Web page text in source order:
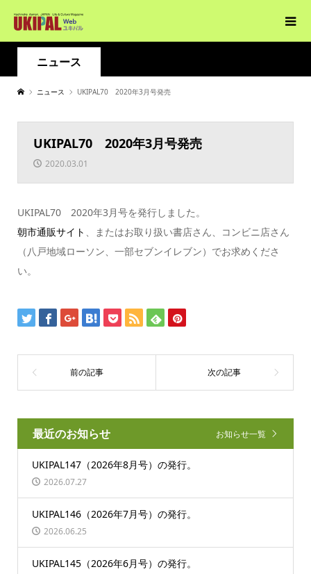
ニュース
ニュース UKIPAL70 2020年3月号発売
UKIPAL70 2020年3月号発売
2020.03.01
UKIPAL70 2020年3月号を発行しました。
朝市通販サイト 、またはお取り扱い書店さん、コンビニ店さん
（八戸地域ローソン、一部セブンイレブン）でお求めくださ
い。
最近のお知らせ お知らせ一覧
UKIPAL147（2026年8月号）の発行。
2026.07.27
UKIPAL146（2026年7月号）の発行。
2026.06.25
UKIPAL145（2026年6月号）の発行。